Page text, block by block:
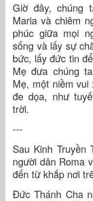
Giờ đây, chúng
Maria và chiêm
phúc giữa mọi
sống và lấy sự
bức, lấy đức tin
Mẹ đưa chúng
Mẹ, một niềm
đe dọa, như
trời.
---
Sau Kinh Truyền
người dân Roma
đến từ khắp nơi
Đức Thánh Cha